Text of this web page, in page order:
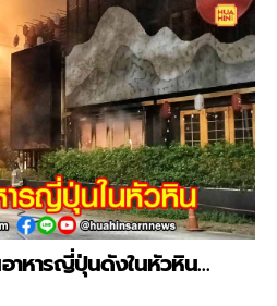
าหารญี่ปุ่นดังในหัวหิน…